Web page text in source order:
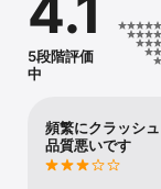
◆お好きな認証方法
パスコード設定を
「Net Branch」の
用できます。
◆月ごとの明細がわ
5段階評価
中
頻繁にクラッシュ
品質悪いです